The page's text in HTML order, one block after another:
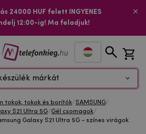
24000 HUF felett INGYENES
12:00-ig! Ma feladjuk!
márkát
tokok, tokok és borítók/SAMSUNG/
S21 Ultra 5G/Gél csomagok/
Galaxy S21 Ultra 5G - színes virágok